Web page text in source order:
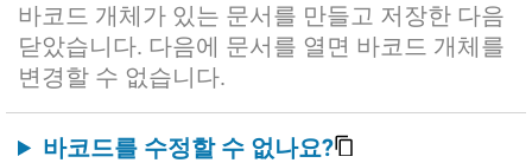
바코드 개체가 있는 문서를 만들고 저장한 다음
닫았습니다. 다음에 문서를 열면 바코드 개체를
변경할 수 없습니다.
바코드를 수정할 수 없나요?